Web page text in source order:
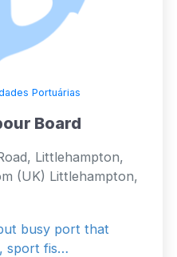
Portuárias
Board
Littlehampton,
(UK) Littlehampton,
busy port that
sport fis…